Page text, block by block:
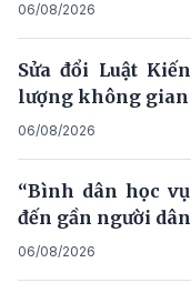
06/08/2026
Sửa đổi Luật
lượng không gian
06/08/2026
“Bình dân học
đến gần người dân
06/08/2026